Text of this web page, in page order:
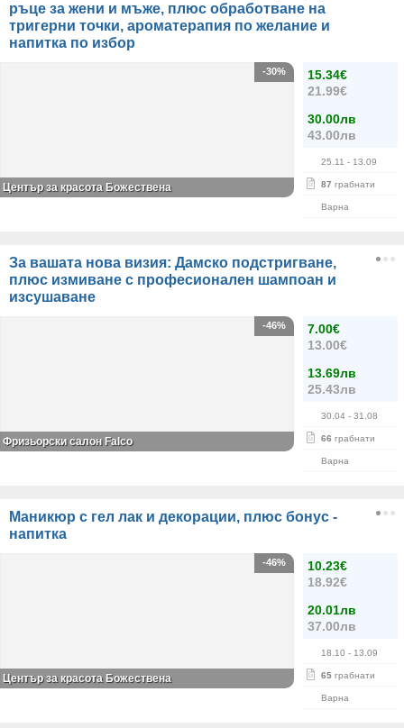
ръце за жени и мъже, плюс обработване на
тригерни точки, ароматерапия по желание и
напитка по избор
15.34€
21.99€
30.00лв
43.00лв
25.11 - 13.09
87 грабнати
Варна
-30%
Център за красота Божествена
За вашата нова визия: Дамско подстригване,
плюс измиване с професионален шампоан и
изсушаване
7.00€
13.00€
13.69лв
25.43лв
30.04 - 31.08
66 грабнати
Варна
-46%
Фризьорски салон Falco
Маникюр с гел лак и декорации, плюс бонус -
напитка
10.23€
18.92€
20.01лв
37.00лв
18.10 - 13.09
65 грабнати
Варна
-46%
Център за красота Божествена